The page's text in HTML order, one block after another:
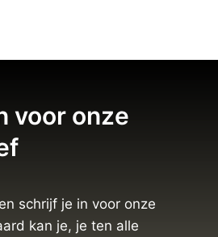
voor onze
schrijf je in voor onze
kan je, je ten alle